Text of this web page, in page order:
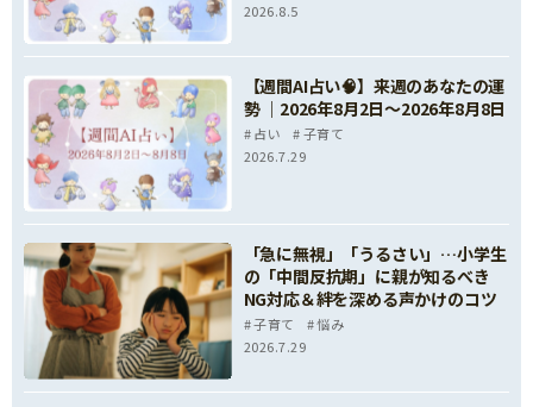
2026.8.5
【週間AI占い🧠】来週のあなたの運
勢 ｜2026年8月2日〜2026年8月8日
占い
子育て
2026.7.29
「急に無視」「うるさい」…小学生
の「中間反抗期」に親が知るべき
NG対応＆絆を深める声かけのコツ
子育て
悩み
2026.7.29